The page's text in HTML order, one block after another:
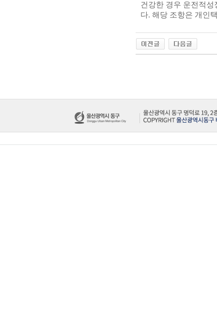
건강한 경우 운전적
다. 해당 조항은 개인